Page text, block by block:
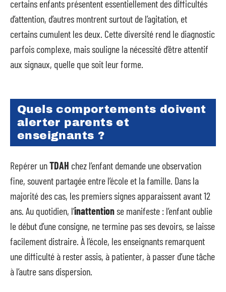
certains enfants présentent essentiellement des difficultés
d’attention, d’autres montrent surtout de l’agitation, et
certains cumulent les deux. Cette diversité rend le diagnostic
parfois complexe, mais souligne la nécessité d’être attentif
aux signaux, quelle que soit leur forme.
Quels comportements doivent
alerter parents et
enseignants ?
Repérer unTDAH chez l’enfant demande une observation
fine, souvent partagée entre l’école et la famille. Dans la
majorité des cas, les premiers signes apparaissent avant 12
ans. Au quotidien, l’inattentionse manifeste : l’enfant oublie
le début d’une consigne, ne termine pas ses devoirs, se laisse
facilement distraire. À l’école, les enseignants remarquent
une difficulté à rester assis, à patienter, à passer d’une tâche
à l’autre sans dispersion.